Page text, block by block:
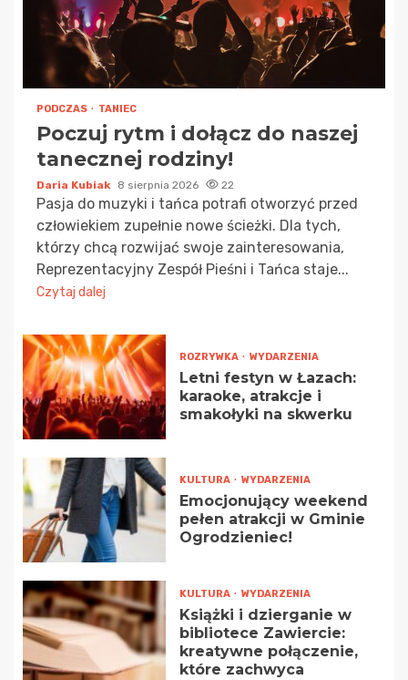
PODCZAS TANIEC
Poczuj rytm i dołącz do naszej
tanecznej rodziny!
Daria Kubiak 8 sierpnia 2026 22
Pasja do muzyki i tańca potrafi otworzyć przed
człowiekiem zupełnie nowe ścieżki. Dla tych,
którzy chcą rozwijać swoje zainteresowania,
Reprezentacyjny Zespół Pieśni i Tańca staje...
Czytaj dalej
ROZRYWKA WYDARZENIA
Letni festyn w Łazach:
karaoke, atrakcje i
smakołyki na skwerku
KULTURA WYDARZENIA
Emocjonujący weekend
pełen atrakcji w Gminie
Ogrodzieniec!
KULTURA WYDARZENIA
Książki i dzierganie w
bibliotece Zawiercie:
kreatywne połączenie,
które zachwyca